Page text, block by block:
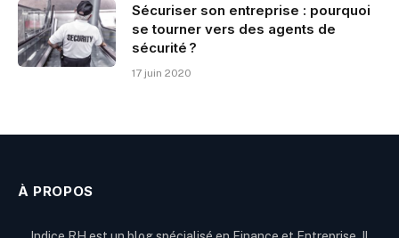
Sécuriser son entreprise : pourquoi
se tourner vers des agents de
sécurité ?
17 juin 2020
À PROPOS